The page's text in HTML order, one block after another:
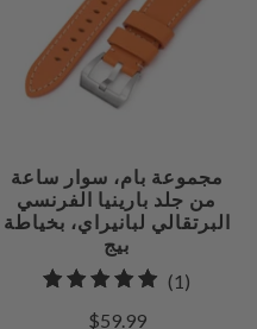
مجموعة بام، سوار ساعة
من جلد بارينيا الفرنسي
البرتقالي لبانيراي، بخياطة
بيج
(1)
$59.99